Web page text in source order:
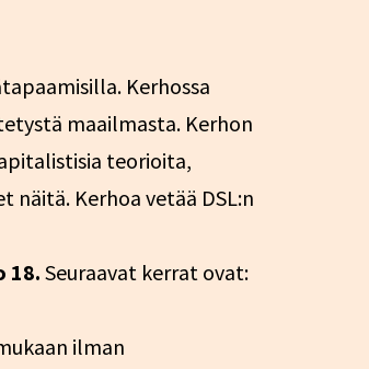
Kerhossa
maailmasta. Kerhon
teorioita,
Kerhoa vetää DSL:n
18. Seuraavat kerrat ovat:
ilman